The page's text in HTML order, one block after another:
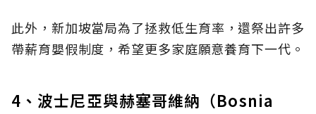
此外，新加坡當局為了拯救低生育率，還祭出許多
帶薪育嬰假制度，希望更多家庭願意養育下一代。
4、波士尼亞與赫塞哥維納（Bosnia